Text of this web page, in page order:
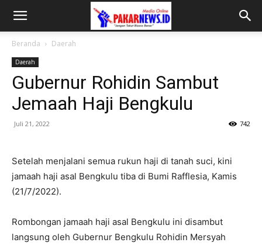
Beranda Daerah
Daerah
Gubernur Rohidin Sambut
Jemaah Haji Bengkulu
Juli 21, 2022 742
Setelah menjalani semua rukun haji di tanah suci, kini
jamaah haji asal Bengkulu tiba di Bumi Rafflesia, Kamis
(21/7/2022).
Rombongan jamaah haji asal Bengkulu ini disambut
langsung oleh Gubernur Bengkulu Rohidin Mersyah